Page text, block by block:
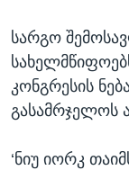
სარგო
კონგრესის
გასამრჯელოს
‘ნიუ იორკ